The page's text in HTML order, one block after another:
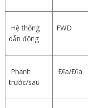
Hệ thống
dẫn động
FWD
Phanh
trước/sau
Đĩa/Đĩa